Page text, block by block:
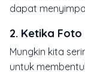
dapat
2. Ketika
Mungkin kita
untuk